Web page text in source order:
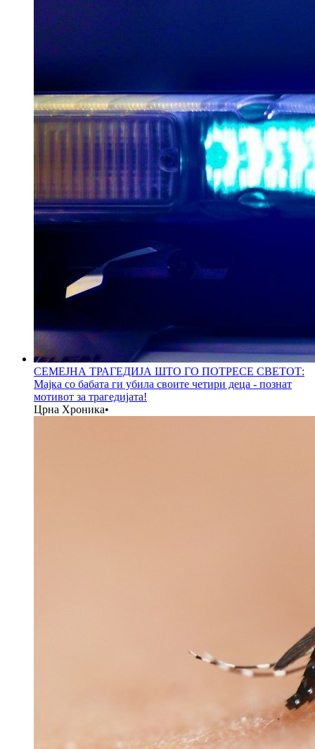
СЕМЕЈНА ТРАГЕДИЈА ШТО ГО ПОТРЕСЕ СВЕТОТ:
Мајка со бабата ги убила своите четири деца - познат
мотивот за трагедијата!
Црна Хроника•